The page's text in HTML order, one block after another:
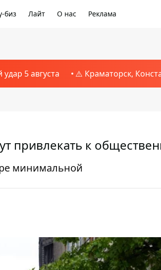
биз Лайт О нас Реклама
5 августа ⚠️ Краматорск,
привлекать к
минимальной